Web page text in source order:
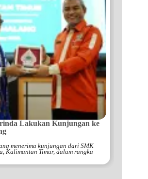
Lakukan Kunjungan ke
menerima kunjungan dari SMK
Kalimantan Timur, dalam rangka